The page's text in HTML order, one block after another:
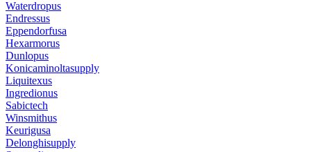
Waterdropus
Endressus
Eppendorfusa
Hexarmorus
Dunlopus
Konicaminoltasupply
Liquitexus
Ingredionus
Sabictech
Winsmithus
Keurigusa
Delonghisupply